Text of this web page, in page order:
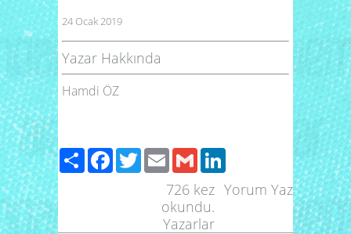
24 Ocak 2019
Yazar Hakkında
Hamdi ÖZ
PaylaşFacebook
TwitterEmailGmail
Yorum Yaz
726 kez
okundu.
Yazarlar